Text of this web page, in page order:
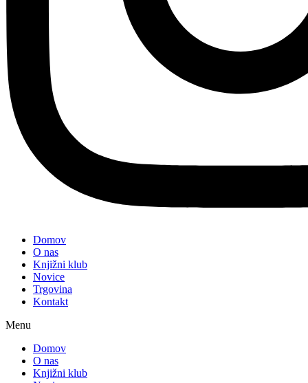
Domov
O nas
Knjižni klub
Novice
Trgovina
Kontakt
Menu
Domov
O nas
Knjižni klub